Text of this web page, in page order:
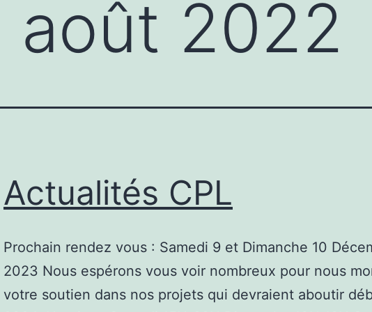
août 2022
Actualités CPL
Prochain rendez vous : Samedi 9 et Dimanche 10
2023 Nous espérons vous voir nombreux pour nous
votre soutien dans nos projets qui devraient aboutir